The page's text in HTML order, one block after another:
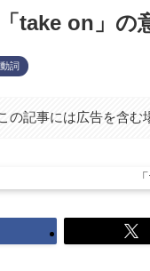
「take on」の
詞
の記事には広告を含む